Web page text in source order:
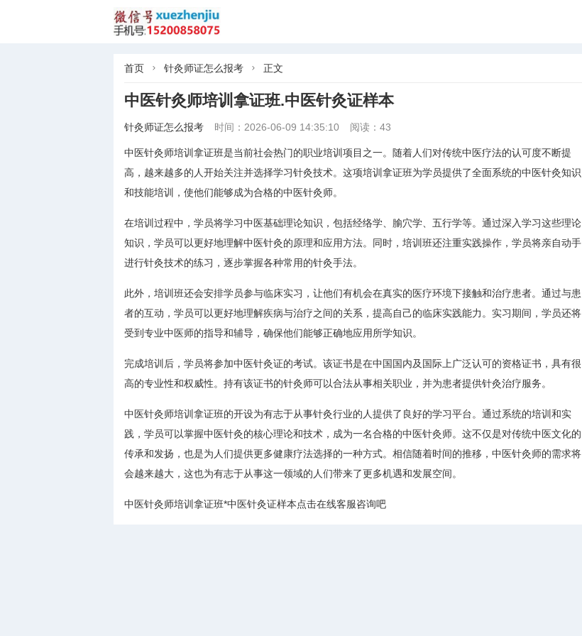
首页  针灸师证怎么报考  正文
中医针灸师培训拿证班.中医针灸证样本
针灸师证怎么报考 时间：2026-06-09 14:35:10 阅读：43
中医针灸师培训拿证班是当前社会热门的职业培训项目之一。随着人们对传统中医疗法的认可度不断提
高，越来越多的人开始关注并选择学习针灸技术。这项培训拿证班为学员提供了全面系统的中医针灸知识
和技能培训，使他们能够成为合格的中医针灸师。
在培训过程中，学员将学习中医基础理论知识，包括经络学、腧穴学、五行学等。通过深入学习这些理论
知识，学员可以更好地理解中医针灸的原理和应用方法。同时，培训班还注重实践操作，学员将亲自动手
进行针灸技术的练习，逐步掌握各种常用的针灸手法。
此外，培训班还会安排学员参与临床实习，让他们有机会在真实的医疗环境下接触和治疗患者。通过与患
者的互动，学员可以更好地理解疾病与治疗之间的关系，提高自己的临床实践能力。实习期间，学员还将
受到专业中医师的指导和辅导，确保他们能够正确地应用所学知识。
完成培训后，学员将参加中医针灸证的考试。该证书是在中国国内及国际上广泛认可的资格证书，具有很
高的专业性和权威性。持有该证书的针灸师可以合法从事相关职业，并为患者提供针灸治疗服务。
中医针灸师培训拿证班的开设为有志于从事针灸行业的人提供了良好的学习平台。通过系统的培训和实
践，学员可以掌握中医针灸的核心理论和技术，成为一名合格的中医针灸师。这不仅是对传统中医文化的
传承和发扬，也是为人们提供更多健康疗法选择的一种方式。相信随着时间的推移，中医针灸师的需求将
会越来越大，这也为有志于从事这一领域的人们带来了更多机遇和发展空间。
中医针灸师培训拿证班*中医针灸证样本点击在线客服咨询吧